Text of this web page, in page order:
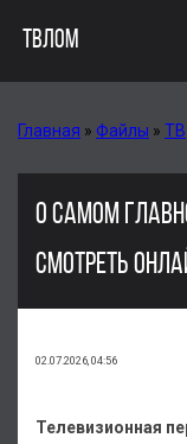
ТВЛОМ
Главная » Файлы » ТВ
О САМОМ
СМОТРЕТЬ
02.07.2026, 04:56
Телевизионная